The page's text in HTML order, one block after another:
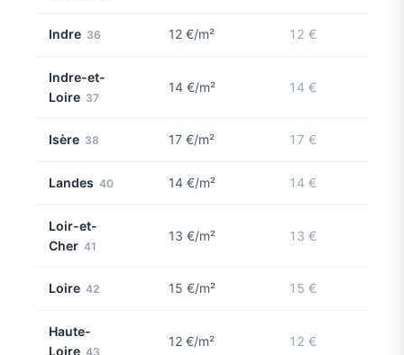
Indre 36 12 €/m² 12 €
Indre-et-
Loire 37
14 €/m² 14 €
Isère 38 17 €/m² 17 €
Landes 40 14 €/m² 14 €
Loir-et-
Cher 41
13 €/m² 13 €
Loire 42 15 €/m² 15 €
Haute-
Loire 43
12 €/m² 12 €